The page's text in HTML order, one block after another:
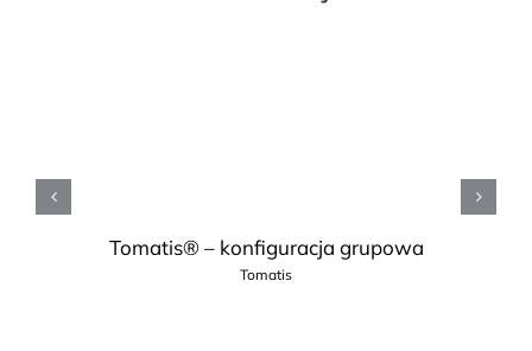
Tomatis® – konfiguracja grupowa
Tomatis